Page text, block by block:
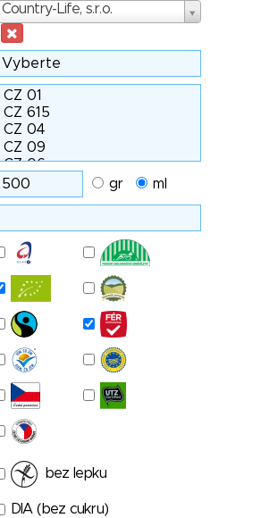
Country-Life, s.r.o.
Dodavatel
gr
ml
bez lepku
DIA (bez cukru)